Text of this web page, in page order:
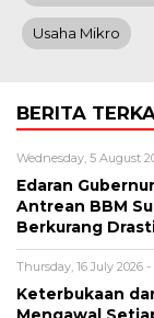
Usaha Mikro
BERITA
Wednesday, 5 August
Edaran
Antrean BBM
Berkurang
Thursday, 16 July 2026 -
Keterbukaan
Mengawal